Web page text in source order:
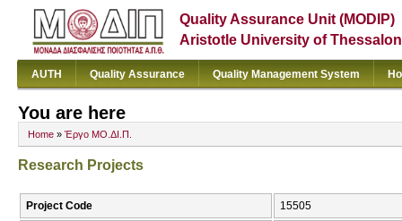
Quality Assurance Unit (MODIP)
Aristotle University of
AUTH Quality Assurance Quality Management System
You are here
Home » Έργο ΜΟ.ΔΙ.Π.
Research Projects
Project Code 15505